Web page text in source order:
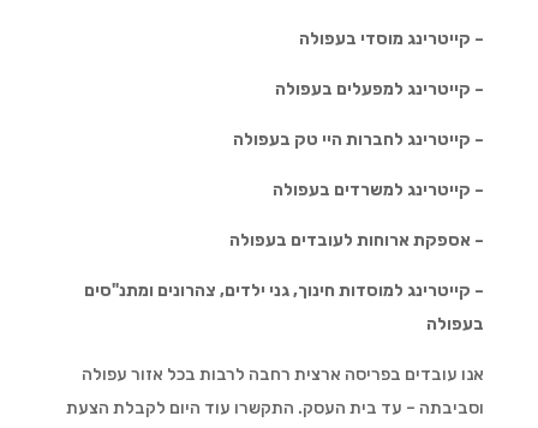
– קייטרינג מוסדי בעפולה
– קייטרינג למפעלים בעפולה
– קייטרינג לחברות היי טק בעפולה
– קייטרינג למשרדים בעפולה
– אספקת ארוחות לעובדים בעפולה
– קייטרינג למוסדות חינוך, גני ילדים, צהרונים ומתנ"סים
בעפולה
אנו עובדים בפריסה ארצית רחבה לרבות בכל אזור עפולה
וסביבתה – עד בית העסק. התקשרו עוד היום לקבלת הצעת